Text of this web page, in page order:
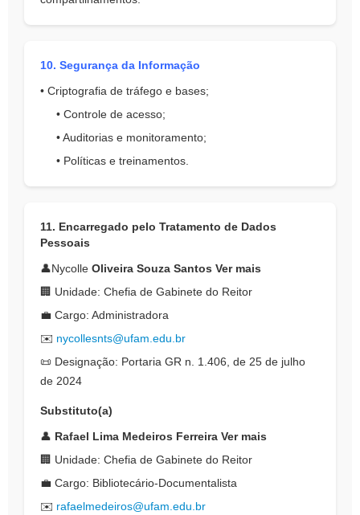
10. Segurança da Informação
• Criptografia de tráfego e bases;
• Controle de acesso;
• Auditorias e monitoramento;
• Políticas e treinamentos.
11. Encarregado pelo Tratamento de Dados
Pessoais
👤Nycolle Oliveira Souza Santos Ver mais
🏢 Unidade: Chefia de Gabinete do Reitor
💼 Cargo: Administradora
✉️ nycollesnts@ufam.edu.br
📜 Designação: Portaria GR n. 1.406, de 25 de julho
de 2024
Substituto(a)
👤 Rafael Lima Medeiros Ferreira Ver mais
🏢 Unidade: Chefia de Gabinete do Reitor
💼 Cargo: Bibliotecário-Documentalista
✉️ rafaelmedeiros@ufam.edu.br